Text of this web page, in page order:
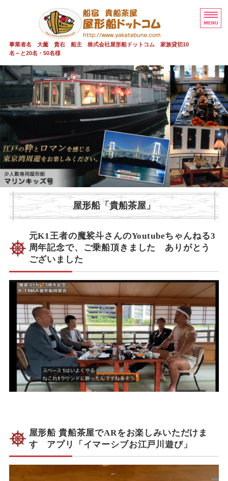
屋形船 貸切
事業者名 大薗 貴右 船主 株式会社屋形船ドットコム 家族貸切10
名～と20名・50名様
屋形船 貸切 貴船茶屋
貴船茶屋 20～50名
家族貸切少人数
安全情報
ご予約・お問い合わせ
屋形船「 貴船茶屋 」
元K1王者の魔裟斗さんのYoutubeちゃんねる3
周年記念で、ご乗船頂きました ありがとう
ございました
屋形船 貴船茶屋でARをお楽しみいただけま
す アプリ「イマーシブお江戸川遊び」